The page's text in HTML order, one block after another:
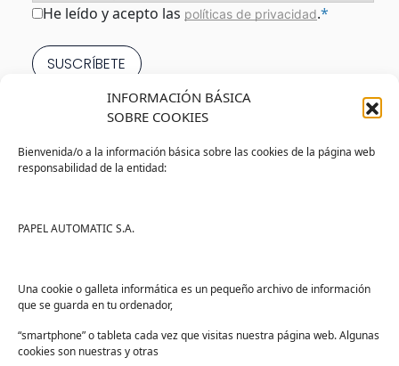
INFORMACIÓN BÁSICA
SOBRE COOKIES
Bienvenida/o a la información básica sobre las cookies de la página web
responsabilidad de la entidad:
PAPEL AUTOMATIC S.A.
Una cookie o galleta informática es un pequeño archivo de información
que se guarda en tu ordenador,
“smartphone” o tableta cada vez que visitas nuestra página web. Algunas
cookies son nuestras y otras
Consentimiento*
He leído y acepto las políticas de privacidad.*
20 de Oct de 2020
Guía para elegir papeleras y